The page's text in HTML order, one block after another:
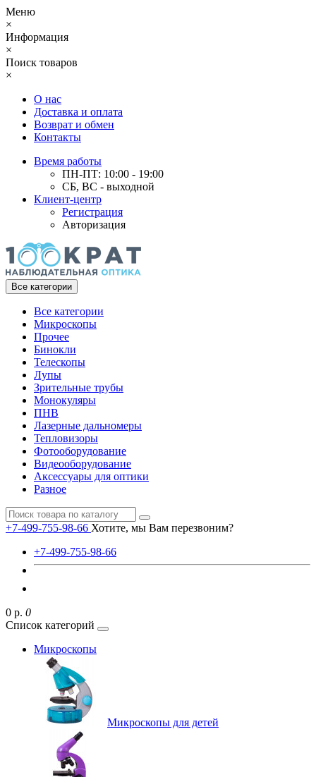
Меню
×
Информация
×
Поиск товаров
×
О нас
Доставка и оплата
Возврат и обмен
Контакты
Время работы
ПН-ПТ: 10:00 - 19:00
СБ, ВС - выходной
Клиент-центр
Регистрация
Авторизация
Все категории
Все категории
Микроскопы
Прочее
Бинокли
Телескопы
Лупы
Зрительные трубы
Монокуляры
ПНВ
Лазерные дальномеры
Тепловизоры
Фотооборудование
Видеооборудование
Аксессуары для оптики
Разное
+7-499-755-98-66 Хотите, мы Вам перезвоним?
+7-499-755-98-66
0 р. 0
Список категорий
Микроскопы
Микроскопы для детей